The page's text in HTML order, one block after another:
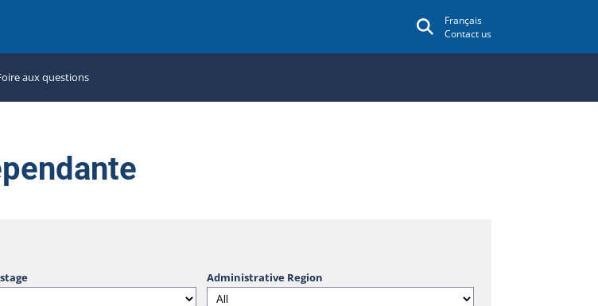
Français
Contact us
aux questions
Administrative Region